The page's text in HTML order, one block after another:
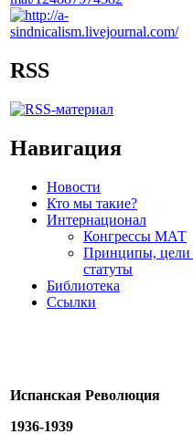
RSS
Навигация
Новости
Кто мы такие?
Интернационал
Конгрессы МАТ
Принципы, цели
статуты
Библиотека
Ссылки
Испанская Революция
1936-1939